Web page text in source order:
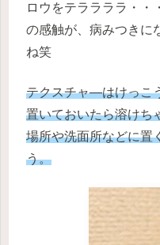
ロウをテララララ・・
の感触が、病みつきに
ね笑
テクスチャ―はけっこ
置いておいたら溶けち
場所や洗面所などに置
う。